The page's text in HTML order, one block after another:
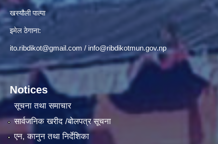
खस्यौली पाल्पा
इमेल ठेगाना:
ito.ribdikot@gmail.com / info@ribdikotmun.gov.np
Notices
सूचना तथा समाचार
सार्वजनिक खरीद /बोलपत्र सूचना
एन, कानुन तथा निर्देशिका